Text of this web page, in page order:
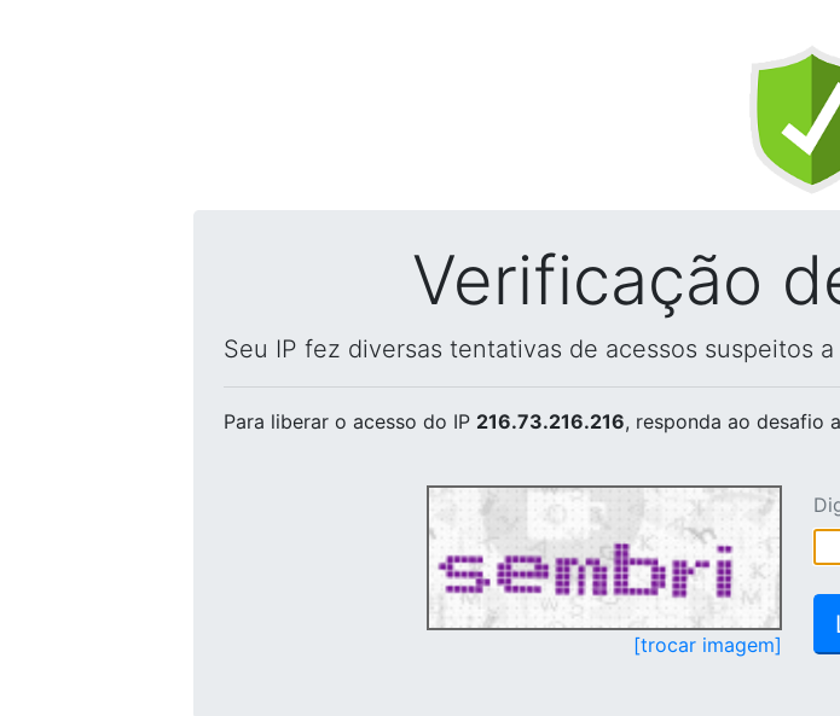
Verificação
Seu IP fez diversas tentativas de acessos suspeitos
Para liberar o acesso do IP 216.73.216.216, responda ao desafio
[trocar imagem]